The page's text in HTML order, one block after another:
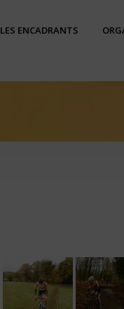
LES ENCADRANTS